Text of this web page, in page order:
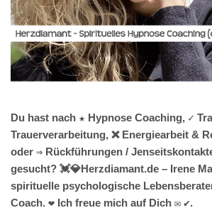
Du hast nach ★ Hypnose Coaching, ✓
Trauerverarbeitung, ❌ Energiearbeit &
oder ⇒ Rückführungen /
gesucht? 💓️💎Herzdiamant.de – Irene
spirituelle psychologische
Coach. ❤ Ich freue mich auf Dich ✉ ✔.